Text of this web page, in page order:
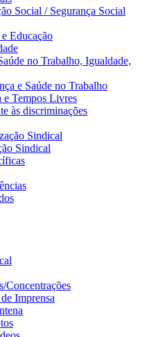
Social / Segurança Social
Educação
no Trabalho, Igualdade,
e Saúde no Trabalho
e Tempos Livres
às discriminações
Sindical
Sindical
Concentrações
Imprensa